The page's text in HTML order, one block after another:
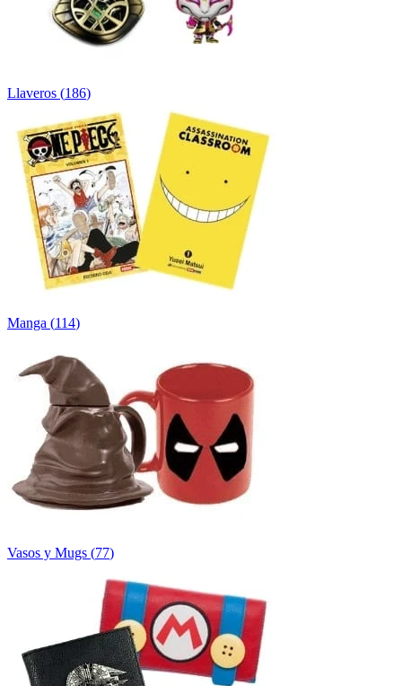
Llaveros (186)
Manga (114)
Vasos y Mugs (77)